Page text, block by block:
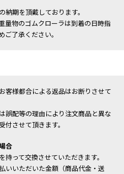
期を頂戴しております。
量物のゴムクローラは到着の日時指
了承ください。
客様都合による返品はお断りさせて
誤配等の理由により注文商品と異な
させて頂きます。
合
って交換させていただきます。
いいただいた金額（商品代金・送